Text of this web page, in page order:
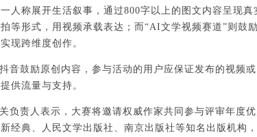
人称展开生活叙事，通过800字以上的图文内容呈现
等形式，用视频承载表达；而“AI文学视频赛道”则鼓
现跨维度创作。
音鼓励原创内容，参与活动的用户应保证发布的视频
供流量与支持。
负责人表示，大赛将邀请权威作家共同参与评审年度
经典、人民文学出版社、南京出版社等知名出版机构